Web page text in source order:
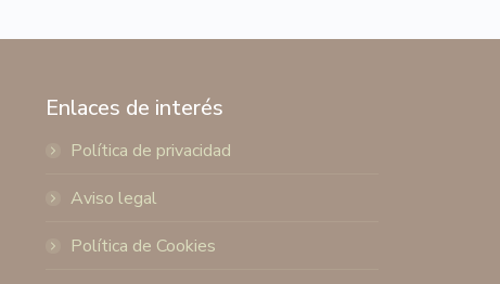
Enlaces de interés
Política de privacidad
Aviso legal
Política de Cookies